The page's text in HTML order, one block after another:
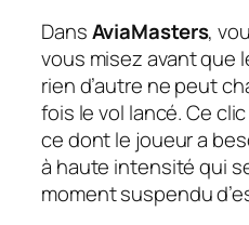
DansAviaMasters,
vous misez avant que
rien d’autre ne peut
fois le vol lancé. Ce
ce dont le joueur a
à haute intensité qui
moment suspendu